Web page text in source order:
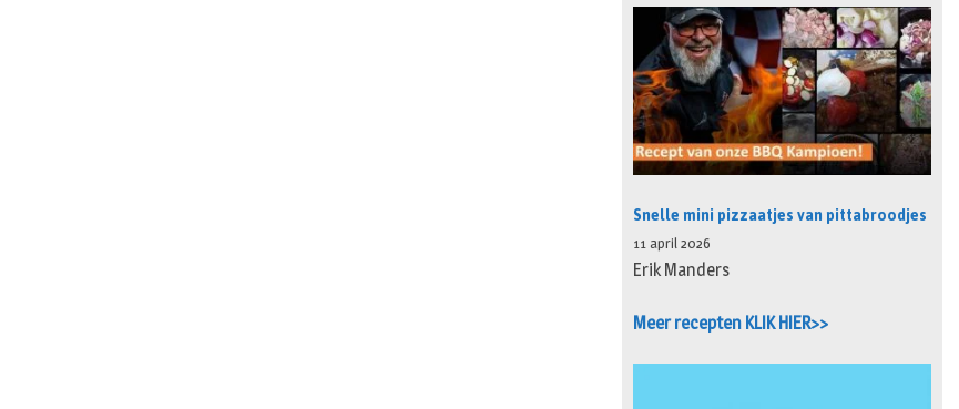
Snelle mini pizzaatjes van pittabroodjes
11 april 2026
Erik Manders
Meer recepten KLIK HIER>>